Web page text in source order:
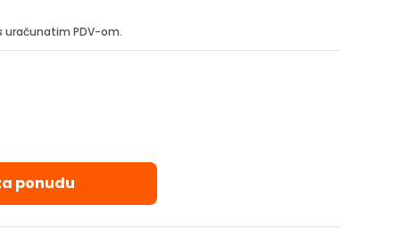
uračunatim PDV-om.
ponudu